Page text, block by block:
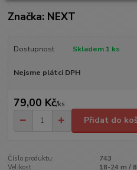
Značka: NEXT
Dostupnost Skladem 1 ks
Nejsme plátci DPH
79,00 Kč/ks
Přidat do
Číslo produktu:
743
Velikost:
18-24 m /